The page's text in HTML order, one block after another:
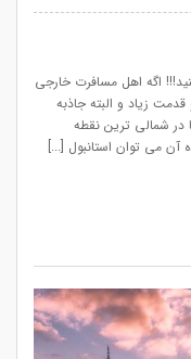
اگه اهل مسافرت خارجی
قدمت زیاد و البته جاذبه
در شمالی ترین نقطه
آن می توان استانبول [...]